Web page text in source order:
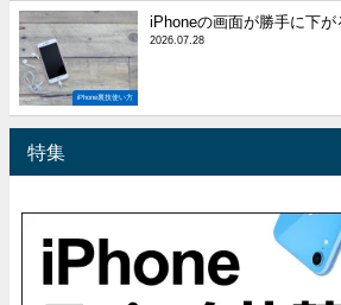
iPhone裏技使い方
iPhoneの画面が勝手に下
2026.07.28
特集